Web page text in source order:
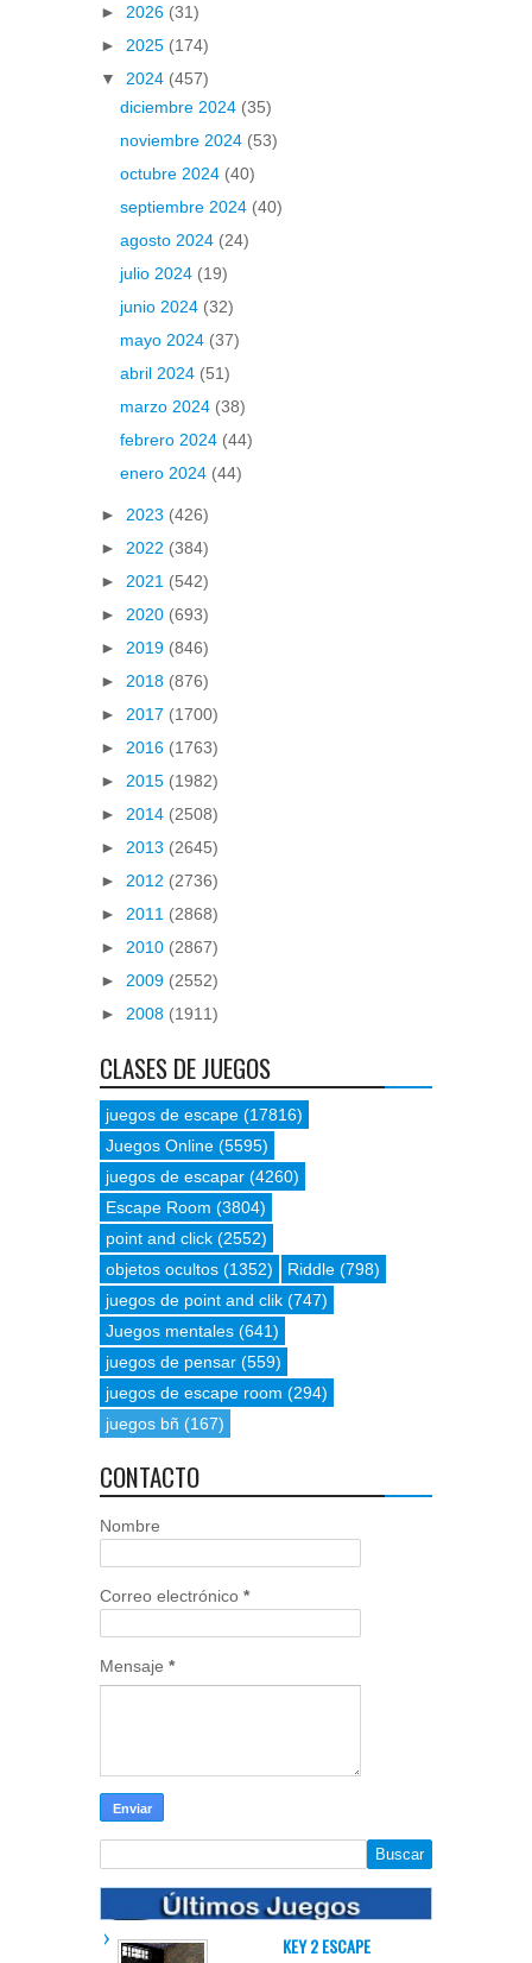
► 2026 (31)
► 2025 (174)
▼ 2024 (457)
diciembre 2024 (35)
noviembre 2024 (53)
octubre 2024 (40)
septiembre 2024 (40)
agosto 2024 (24)
julio 2024 (19)
junio 2024 (32)
mayo 2024 (37)
abril 2024 (51)
marzo 2024 (38)
febrero 2024 (44)
enero 2024 (44)
► 2023 (426)
► 2022 (384)
► 2021 (542)
► 2020 (693)
► 2019 (846)
► 2018 (876)
► 2017 (1700)
► 2016 (1763)
► 2015 (1982)
► 2014 (2508)
► 2013 (2645)
► 2012 (2736)
► 2011 (2868)
► 2010 (2867)
► 2009 (2552)
► 2008 (1911)
CLASES DE JUEGOS
juegos de escape (17816)
Juegos Online (5595)
juegos de escapar (4260)
Escape Room (3804)
point and click (2552)
objetos ocultos (1352) Riddle (798)
juegos de point and clik (747)
Juegos mentales (641)
juegos de pensar (559)
juegos de escape room (294)
juegos bñ (167)
CONTACTO
Nombre
Correo electrónico *
Mensaje *
KEY 2 ESCAPE